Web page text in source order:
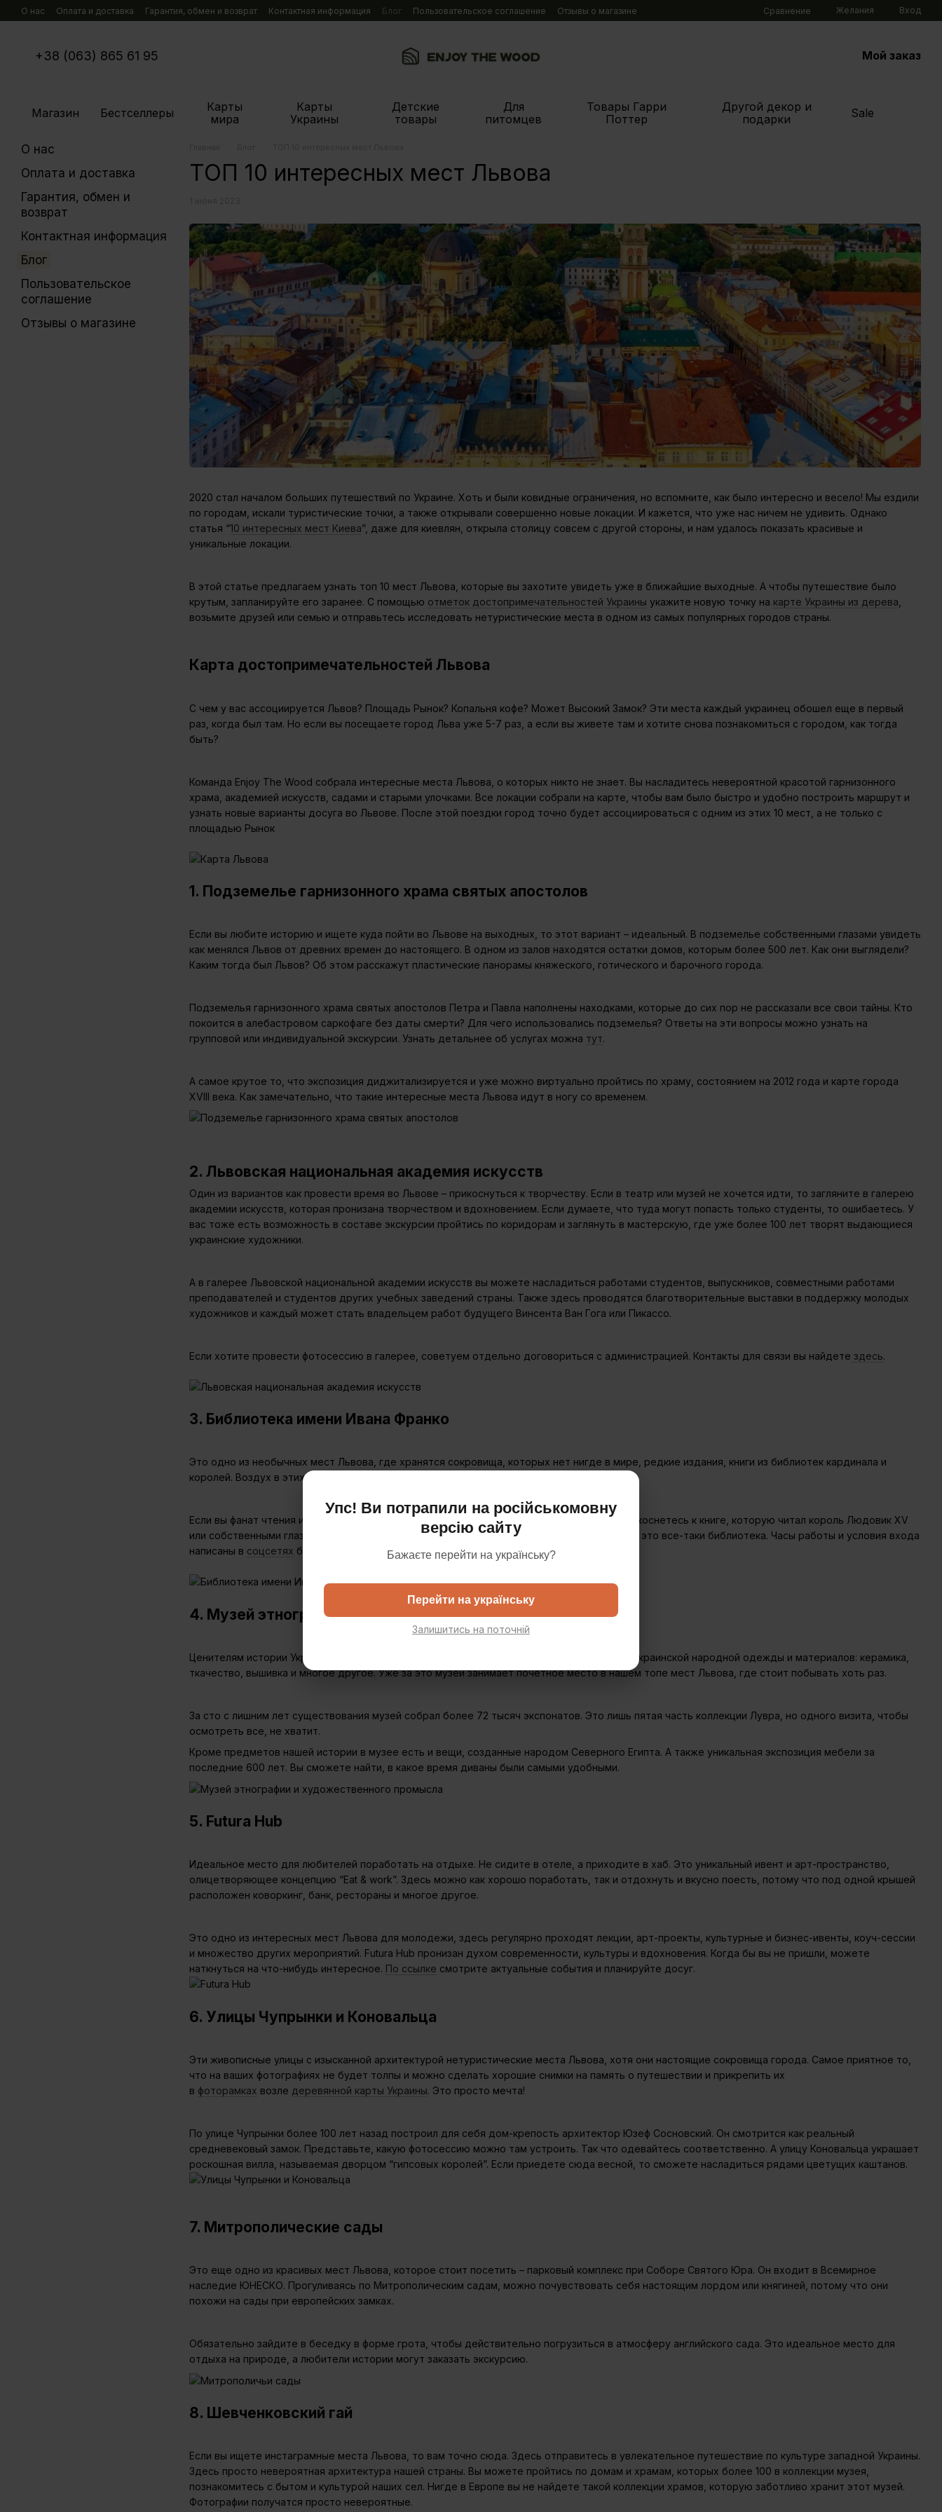
Перейти к основному контенту
Упс! Ви потрапили на російськомовну
версію сайту
Бажаєте перейти на українську?
Перейти на українську
Залишитись на поточній
О нас Оплата и доставка Гарантия, обмен и возврат Контактная информация Блог Пользовательское соглашение Отзывы о магазине Сравнение Желания Вход
+38 (063) 865 61 95 Мой заказ
Магазин Бестселлеры
Карты
мира
Карты
Украины
Детские
товары
Для
питомцев
Товары Гарри
Поттер
Другой декор и
подарки
Sale
ТОП 10 интересных мест Львова
2020 стал началом больших путешествий по Украине. Хоть и были ковидные ограничения, но вспомните, как было интересно и весело! Мы ездили
по городам, искали туристические точки, а также открывали совершенно новые локации. И кажется, что уже нас ничем не удивить. Однако
статья “10 интересных мест Киева”, даже для киевлян, открыла столицу совсем с другой стороны, и нам удалось показать красивые и
уникальные локации.
В этой статье предлагаем узнать топ 10 мест Львова, которые вы захотите увидеть уже в ближайшие выходные. А чтобы путешествие было
крутым, запланируйте его заранее. С помощью отметок достопримечательностей Украины укажите новую точку на карте Украины из дерева
возьмите друзей или семью и отправьтесь исследовать нетуристические места в одном из самых популярных городов страны.
Карта достопримечательностей Львова
С чем у вас ассоциируется Львов? Площадь Рынок? Копальня кофе? Может Высокий Замок? Эти места каждый украинец обошел еще в первый
раз, когда был там. Но если вы посещаете город Льва уже 5-7 раз, а если вы живете там и хотите снова познакомиться с городом, как тогда
быть?
Команда Enjoy The Wood собрала интересные места Львова, о которых никто не знает. Вы насладитесь невероятной красотой гарнизонного
храма, академией искусств, садами и старыми улочками. Все локации собрали на карте, чтобы вам было быстро и удобно построить маршрут и
узнать новые варианты досуга во Львове. После этой поездки город точно будет ассоциироваться с одним из этих 10 мест, а не только с
площадью Рынок
1. Подземелье гарнизонного храма святых апостолов
Если вы любите историю и ищете куда пойти во Львове на выходных, то этот вариант – идеальный. В подземелье собственными глазами увидеть
как менялся Львов от древних времен до настоящего. В одном из залов находятся остатки домов, которым более 500 лет. Как они выглядели?
Каким тогда был Львов? Об этом расскажут пластические панорамы княжеского, готического и барочного города.
Подземелья гарнизонного храма святых апостолов Петра и Павла наполнены находками, которые до сих пор не рассказали все свои тайны. Кто
покоится в алебастровом саркофаге без даты смерти? Для чего использовались подземелья? Ответы на эти вопросы можно узнать на
групповой или индивидуальной экскурсии. Узнать детальнее об услугах можна тут.
А самое крутое то, что экспозиция диджитализируется и уже можно виртуально пройтись по храму, состоянием на 2012 года и карте города
XVIII века. Как замечательно, что такие интересные места Львова идут в ногу со временем.
2. Львовская национальная академия искусств
Один из вариантов как провести время во Львове – прикоснуться к творчеству. Если в театр или музей не хочется идти, то загляните в галерею
академии искусств, которая пронизана творчеством и вдохновением. Если думаете, что туда могут попасть только студенты, то ошибаетесь. У
вас тоже есть возможность в составе экскурсии пройтись по коридорам и заглянуть в мастерскую, где уже более 100 лет творят выдающиеся
украинские художники.
А в галерее Львовской национальной академии искусств вы можете насладиться работами студентов, выпускников, совместными работами
преподавателей и студентов других учебных заведений страны. Также здесь проводятся благотворительные выставки в поддержку молодых
художников и каждый может стать владельцем работ будущего Винсента Ван Гога или Пикассо.
Если хотите провести фотосессию в галерее, советуем отдельно договориться с администрацией. Контакты для связи вы найдете здесь.
3. Библиотека имени Ивана Франко
Это одно из необычных мест Львова, где хранятся сокровища, которых нет нигде в мире, редкие издания, книги из библиотек кардинала и
королей. Воздух в этих комнатах наполнен знаниями и возрастной пылью.
Если вы фанат чтения и книг, то обязаны побывать в библиотеке имени Ивана Франка. Прикоснетесь к книге, которую читал король Людовик XV
или собственными глазами увидеть книгу, которой более 800 лет. Только тсс, не шумите, это все-таки библиотека. Часы работы и условия входа
написаны в соцсетях библиотеки.
4. Музей этнографии и художественного промысла
Ценителям истории Украины здесь будет чем заняться. В музее невероятная коллекция украинской народной одежды и материалов: керамика,
ткачество, вышивка и многое другое. Уже за это музей занимает почетное место в нашем топе мест Львова, где стоит побывать хоть раз.
За сто с лишним лет существования музей собрал более 72 тысяч экспонатов. Это лишь пятая часть коллекции Лувра, но одного визита, чтобы
осмотреть все, не хватит.
Кроме предметов нашей истории в музее есть и вещи, созданные народом Северного Египта. А также уникальная экспозиция мебели за
последние 600 лет. Вы сможете найти, в какое время диваны были самыми удобными.
5. Futura Hub
Идеальное место для любителей поработать на отдыхе. Не сидите в отеле, а приходите в хаб. Это уникальный ивент и арт-пространство,
олицетворяющее концепцию “Eat & work”. Здесь можно как хорошо поработать, так и отдохнуть и вкусно поесть, потому что под одной крышей
расположен коворкинг, банк, рестораны и многое другое.
Это одно из интересных мест Львова для молодежи, здесь регулярно проходят лекции, арт-проекты, культурные и бизнес-ивенты, коуч-сессии
и множество других мероприятий. Futura Hub пронизан духом современности, культуры и вдохновения. Когда бы вы не пришли, можете
наткнуться на что-нибудь интересное. По ссылке смотрите актуальные события и планируйте досуг.
6. Улицы Чупрынки и Коновальца
Эти живописные улицы с изысканной архитектурой нетуристические места Львова, хотя они настоящие сокровища города. Самое приятное то,
что на ваших фотографиях не будет толпы и можно сделать хорошие снимки на память о путешествии и прикрепить их
в фоторамках возле деревянной карты Украины. Это просто мечта!
По улице Чупрынки более 100 лет назад построил для себя дом-крепость архитектор Юзеф Сосновский. Он смотрится как реальный
средневековый замок. Представьте, какую фотосессию можно там устроить. Так что одевайтесь соответственно. А улицу Коновальца украшает
роскошная вилла, называемая дворцом “гипсовых королей”. Если приедете сюда весной, то сможете насладиться рядами цветущих каштанов.
7. Митрополические сады
Это еще одно из красивых мест Львова, которое стоит посетить – парковый комплекс при Соборе Святого Юра. Он входит в Всемирное
наследие ЮНЕСКО. Прогуливаясь по Митрополическим садам, можно почувствовать себя настоящим лордом или княгиней, потому что они
похожи на сады при европейских замках.
Обязательно зайдите в беседку в форме грота, чтобы действительно погрузиться в атмосферу английского сада. Это идеальное место для
отдыха на природе, а любители истории могут заказать экскурсию.
8. Шевченковский гай
Если вы ищете инстаграмные места Львова, то вам точно сюда. Здесь отправитесь в увлекательное путешествие по культуре западной Украины.
Здесь просто невероятная архитектура нашей страны. Вы можете пройтись по домам и храмам, которых более 100 в коллекции музея,
познакомитесь с бытом и культурой наших сел. Нигде в Европе вы не найдете такой коллекции храмов, которую заботливо хранит этот музей.
Фотографии получатся просто невероятные.
О нас
Оплата и доставка
Гарантия, обмен и
возврат
Контактная информация
Блог
Пользовательское
соглашение
Отзывы о магазине